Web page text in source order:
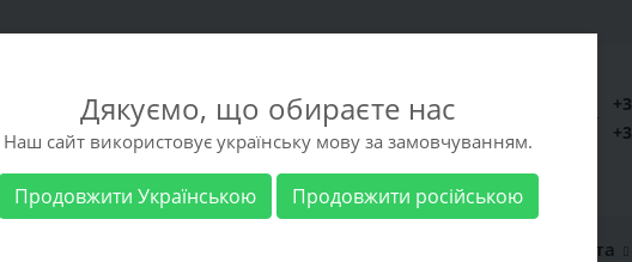
Доставка и оплата
Дякуємо, що обираєте нас
Наш сайт використовує українську мову за замовчуванням.
Продовжити Українською Продовжити російською